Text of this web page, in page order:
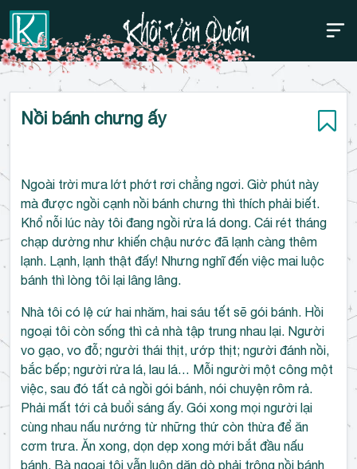
Bỏ
Thanh điều hướng trên
Nồi bánh chưng ấy
Ngoài trời mưa lớt phớt rơi chẳng ngơi. Giờ phút này
mà được ngồi cạnh nồi bánh chưng thì thích phải biết.
Khổ nỗi lúc này tôi đang ngồi rửa lá dong. Cái rét tháng
chạp dường như khiến chậu nước đã lạnh càng thêm
lạnh. Lạnh, lạnh thật đấy! Nhưng nghĩ đến việc mai luộc
bánh thì lòng tôi lại lâng lâng.
Nhà tôi có lệ cứ hai nhăm, hai sáu tết sẽ gói bánh. Hồi
ngoại tôi còn sống thì cả nhà tập trung nhau lại. Người
vo gạo, vo đỗ; người thái thịt, ướp thịt; người đánh nồi,
bắc bếp; người rửa lá, lau lá… Mỗi người một công một
việc, sau đó tất cả ngồi gói bánh, nói chuyện rôm rả.
Phải mất tới cả buổi sáng ấy. Gói xong mọi người lại
cùng nhau nấu nướng từ những thứ còn thừa để ăn
cơm trưa. Ăn xong, dọn dẹp xong mới bắt đầu nấu
bánh. Bà ngoại tôi vẫn luôn dặn dò phải trông nồi bánh